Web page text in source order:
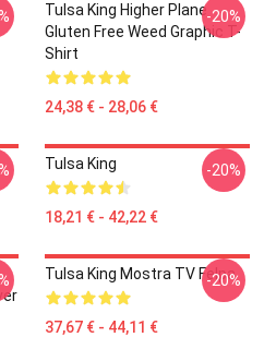
Tulsa King Higher Plane
Gluten Free Weed Graphic T-
Shirt
24,38 € - 28,06 €
-20%
Tulsa King
18,21 € - 42,22 €
-20%
Tulsa King Mostra TV Felpa
37,67 € - 44,11 €
-20%